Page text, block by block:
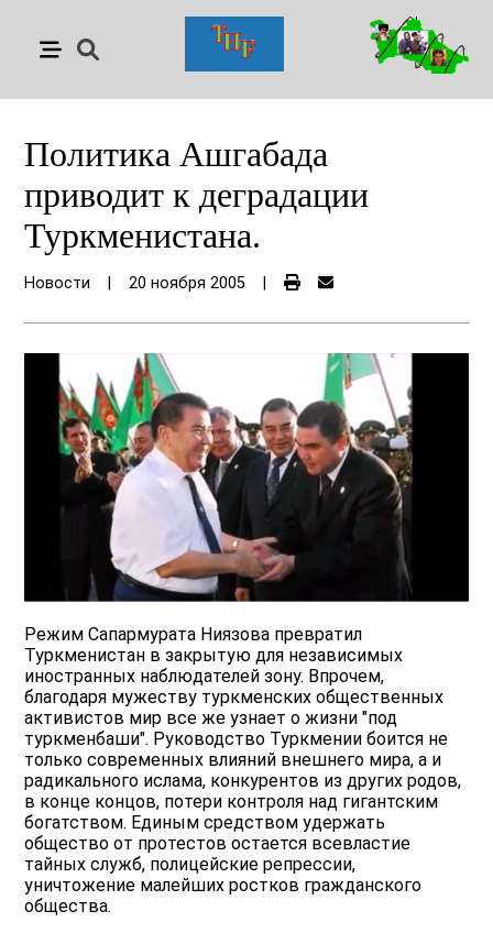
Политика Ашгабада
приводит к деградации
Туркменистана.
Новости 20 ноября 2005
Режим Сапармурата Ниязова превратил
Туркменистан в закрытую для независимых
иностранных наблюдателей зону. Впрочем,
благодаря мужеству туркменских общественных
активистов мир все же узнает о жизни "под
туркменбаши". Руководство Туркмении боится не
только современных влияний внешнего мира, а и
радикального ислама, конкурентов из других родов,
в конце концов, потери контроля над гигантским
богатством. Единым средством удержать
общество от протестов остается всевластие
тайных служб, полицейские репрессии,
уничтожение малейших ростков гражданского
общества.